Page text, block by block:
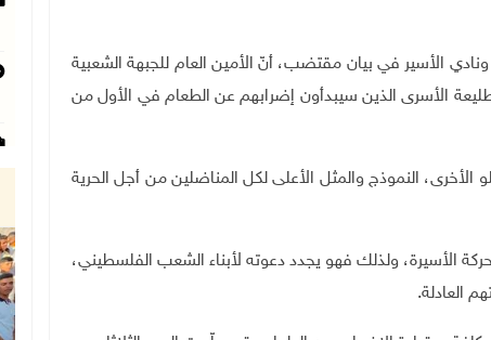
ونادي الأسير في بيان مقتضب، أنّ الأمين العام للجبهة الشعبية
الأسرى الذين سيبدأون إضرابهم عن الطعام في الأول من
الأخرى، النموذج والمثل الأعلى لكل المناضلين من أجل الحرية
الأسيرة، ولذلك فهو يجدد دعوته لأبناء الشعب الفلسطيني،
العادلة.